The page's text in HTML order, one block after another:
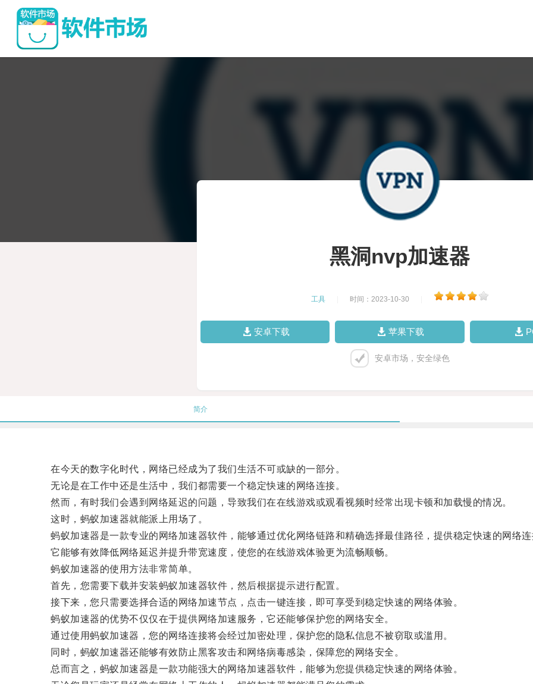
黑洞nvp加速器
工具 时间：2023-10-30
安卓下载 苹果下载
安卓市场，安全绿色
简介
在今天的数字化时代，网络已经成为了我们生活不可或缺的一部分。
无论是在工作中还是生活中，我们都需要一个稳定快速的网络连接。
然而，有时我们会遇到网络延迟的问题，导致我们在在线游戏或观看视频时经常出现卡顿和加载慢的情况。
这时，蚂蚁加速器就能派上用场了。
蚂蚁加速器是一款专业的网络加速器软件，能够通过优化网络链路和精确选择最佳路径，提供稳定快速的网络
它能够有效降低网络延迟并提升带宽速度，使您的在线游戏体验更为流畅顺畅。
蚂蚁加速器的使用方法非常简单。
首先，您需要下载并安装蚂蚁加速器软件，然后根据提示进行配置。
接下来，您只需要选择合适的网络加速节点，点击一键连接，即可享受到稳定快速的网络体验。
蚂蚁加速器的优势不仅仅在于提供网络加速服务，它还能够保护您的网络安全。
通过使用蚂蚁加速器，您的网络连接将会经过加密处理，保护您的隐私信息不被窃取或滥用。
同时，蚂蚁加速器还能够有效防止黑客攻击和网络病毒感染，保障您的网络安全。
总而言之，蚂蚁加速器是一款功能强大的网络加速器软件，能够为您提供稳定快速的网络体验。